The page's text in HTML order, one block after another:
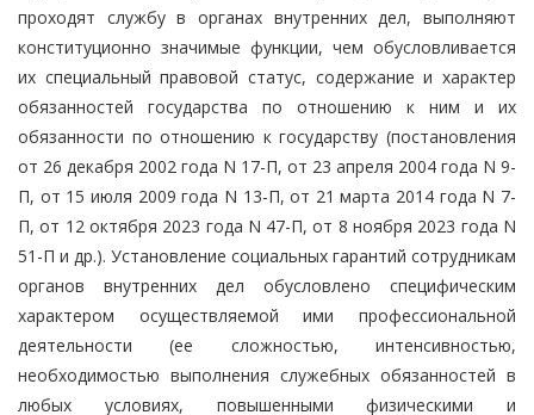
проходят службу в органах внутренних дел, выполняют
конституционно значимые функции, чем обусловливается
их специальный правовой статус, содержание и характер
обязанностей государства по отношению к ним и их
обязанности по отношению к государству (постановления
от 26 декабря 2002 года N 17-П, от 23 апреля 2004 года N 9-
П, от 15 июля 2009 года N 13-П, от 21 марта 2014 года N 7-
П, от 12 октября 2023 года N 47-П, от 8 ноября 2023 года N
51-П и др.). Установление социальных гарантий сотрудникам
органов внутренних дел обусловлено специфическим
характером осуществляемой ими профессиональной
деятельности (ее сложностью, интенсивностью,
необходимостью выполнения служебных обязанностей в
любых условиях, повышенными физическими и